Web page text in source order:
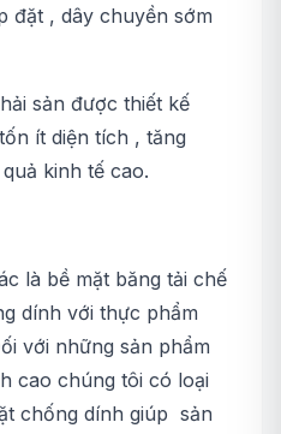
đặt , dây chuyền sớm
sản được thiết kế
ít diện tích , tăng
kinh tế cao.
là bề mặt băng tải chế
dính với thực phẩm
với những sản phẩm
cao chúng tôi có loại
chống dính giúp sản